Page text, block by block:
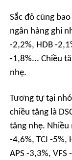
Sắc đỏ cũng
ngân hàng ghi
-2,2%, HDB -
-1,8%... Chiều
nhẹ.
Tương tự tại
chiều tăng là
tăng nhẹ. Nhiều
-4,6%, TCI -5%,
APS -3,3%, VFS